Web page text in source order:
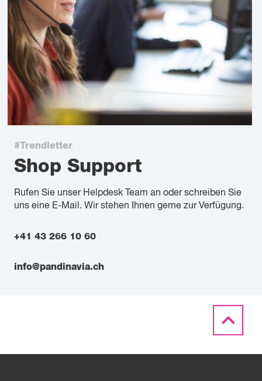
#Trendletter
Shop Support
Rufen Sie unser Helpdesk Team an oder schreiben Sie
uns eine E-Mail. Wir stehen Ihnen gerne zur Verfügung.
+41 43 266 10 60
info@pandinavia.ch